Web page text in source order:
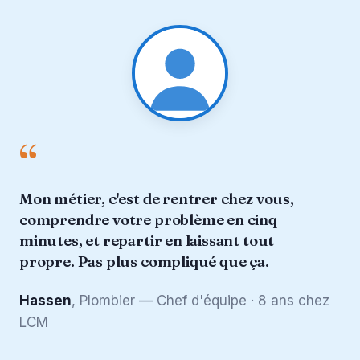
“
Mon métier, c'est de rentrer chez vous,
comprendre votre problème en cinq
minutes, et repartir en laissant tout
propre. Pas plus compliqué que ça.
Hassen, Plombier — Chef d'équipe · 8 ans chez
LCM